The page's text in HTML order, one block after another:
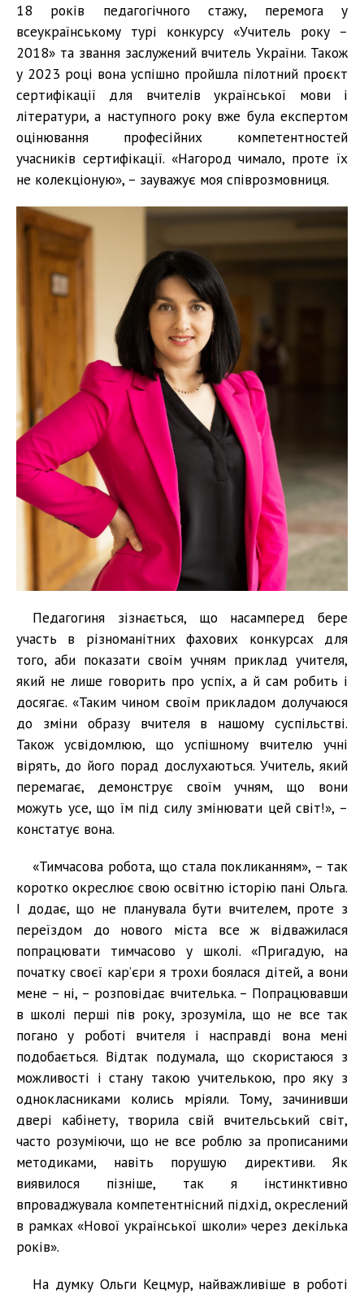
18 років педагогічного стажу, перемога у
всеукраїнському турі конкурсу «Учитель року –
2018» та звання заслужений вчитель України. Також
у 2023 році вона успішно пройшла пілотний проєкт
сертифікації для вчителів української мови і
літератури, а наступного року вже була експертом
оцінювання професійних компетентностей
учасників сертифікації. «Нагород чимало, проте їх
не колекціоную», – зауважує моя співрозмовниця.
Педагогиня зізнається, що насамперед бере
участь в різноманітних фахових конкурсах для
того, аби показати своїм учням приклад учителя,
який не лише говорить про успіх, а й сам робить і
досягає. «Таким чином своїм прикладом долучаюся
до зміни образу вчителя в нашому суспільстві.
Також усвідомлюю, що успішному вчителю учні
вірять, до його порад дослухаються. Учитель, який
перемагає, демонструє своїм учням, що вони
можуть усе, що їм під силу змінювати цей світ!», –
констатує вона.
«Тимчасова робота, що стала покликанням», – так
коротко окреслює свою освітню історію пані Ольга.
І додає, що не планувала бути вчителем, проте з
переїздом до нового міста все ж відважилася
попрацювати тимчасово у школі. «Пригадую, на
початку своєї кар’єри я трохи боялася дітей, а вони
мене – ні, – розповідає вчителька. – Попрацювавши
в школі перші пів року, зрозуміла, що не все так
погано у роботі вчителя і насправді вона мені
подобається. Відтак подумала, що скористаюся з
можливості і стану такою учителькою, про яку з
однокласниками колись мріяли. Тому, зачинивши
двері кабінету, творила свій вчительський світ,
часто розуміючи, що не все роблю за прописаними
методиками, навіть порушую директиви. Як
виявилося пізніше, так я інстинктивно
впроваджувала компетентнісний підхід, окреслений
в рамках «Нової української школи» через декілька
років».
На думку Ольги Кецмур, найважливіше в роботі